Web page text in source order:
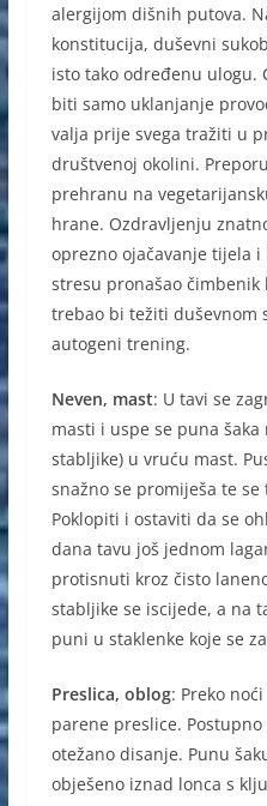
alergijom dišnih putova.
konstitucija, duševni
isto tako određenu ulogu.
biti samo uklanjanje
valja prije svega tražiti u
društvenoj okolini.
prehranu na
hrane. Ozdravljenju
oprezno ojačavanje tijela
stresu pronašao čimbenik
trebao bi težiti duševnom
autogeni trening.
Neven, mast: U tavi se
masti i uspe se puna
stabljike) u vruću mast.
snažno se promiješa te se
Poklopiti i ostaviti da se
dana tavu još jednom
protisnuti kroz čisto
stabljike se iscijede, a na
puni u staklenke koje se
Preslica, oblog: Preko
parene preslice.
otežano disanje. Punu
obješeno iznad lonca s